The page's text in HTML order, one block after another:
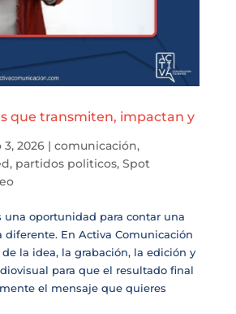
que transmiten, impactan y
3, 2026| comunicación,
, partidos politicos, Spot
una oportunidad para contar una
diferente. En Activa Comunicación
la idea, la grabación, la edición y
para que el resultado final
el mensaje que quieres